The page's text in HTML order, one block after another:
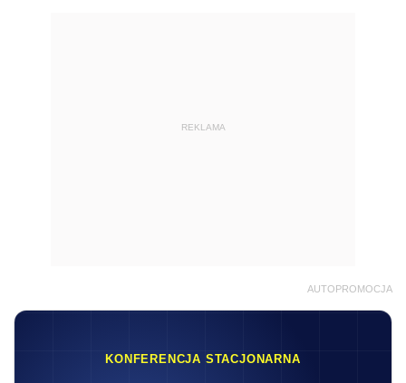
REKLAMA
AUTOPROMOCJA
KONFERENCJA STACJONARNA